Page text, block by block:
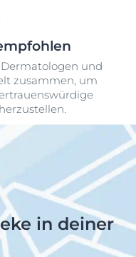
und
zusammen, um
in deiner